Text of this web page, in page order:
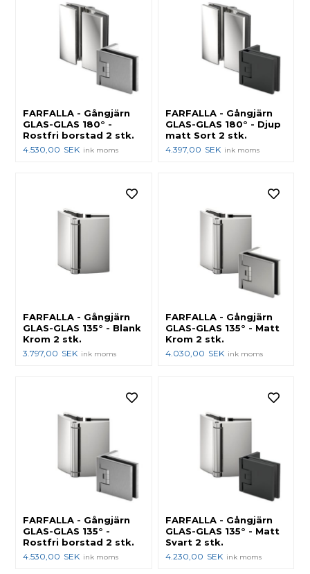
FARFALLA - Gångjärn
GLAS-GLAS 180° -
Rostfri borstad 2 stk.
4.530,00 SEK ink moms
FARFALLA - Gångjärn
GLAS-GLAS 180° - Djup
matt Sort 2 stk.
4.397,00 SEK ink moms
FARFALLA - Gångjärn
GLAS-GLAS 135° - Blank
Krom 2 stk.
3.797,00 SEK ink moms
FARFALLA - Gångjärn
GLAS-GLAS 135° - Matt
Krom 2 stk.
4.030,00 SEK ink moms
FARFALLA - Gångjärn
GLAS-GLAS 135° -
Rostfri borstad 2 stk.
4.530,00 SEK ink moms
FARFALLA - Gångjärn
GLAS-GLAS 135° - Matt
Svart 2 stk.
4.230,00 SEK ink moms